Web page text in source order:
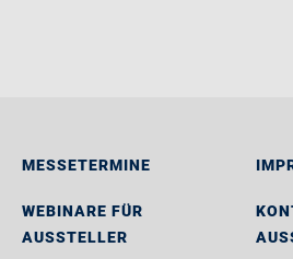
MESSETERMINE
WEBINARE FÜR
AUSSTELLER